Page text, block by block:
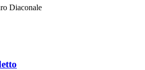
Diaconale